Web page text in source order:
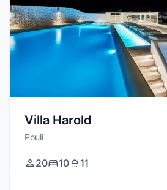
Villa Harold
Pouli
20 10 11